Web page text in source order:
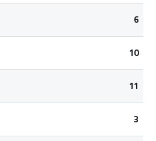
6
10
11
3